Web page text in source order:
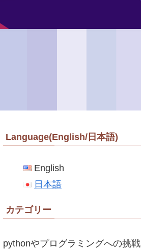
Language(English/日本語)
English
日本語
カテゴリー
pythonやプログラミングへの挑戦